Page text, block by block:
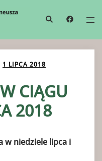
Wyszukiwanie
1 LIPCA 2018
CIĄGU
2018
w niedziele lipca i